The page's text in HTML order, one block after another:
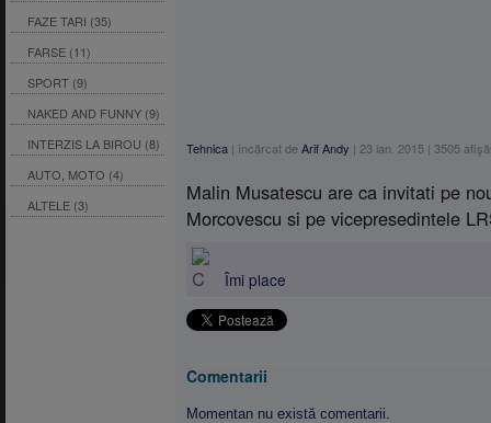
FAZE TARI (35)
FARSE (11)
SPORT (9)
NAKED AND FUNNY (9)
INTERZIS LA BIROU (8)
AUTO, MOTO (4)
ALTELE (3)
Tehnica | încărcat deArif Andy | 23 ian. 2015 | 3505
Malin Musatescu are ca invitati pe
Morcovescu si pe vicepresedintele
Îmi place
Comentarii
Momentan nu există comentarii.